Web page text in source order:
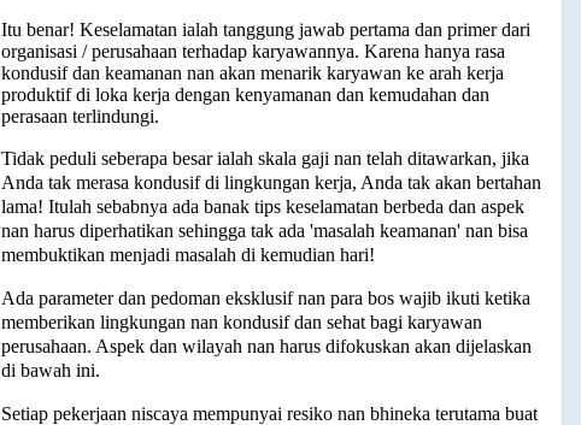
Itu benar! Keselamatan ialah tanggung jawab pertama dan primer dari
organisasi / perusahaan terhadap karyawannya. Karena hanya rasa
kondusif dan keamanan nan akan menarik karyawan ke arah kerja
produktif di loka kerja dengan kenyamanan dan kemudahan dan
perasaan terlindungi.
Tidak peduli seberapa besar ialah skala gaji nan telah ditawarkan, jika
Anda tak merasa kondusif di lingkungan kerja, Anda tak akan bertahan
lama! Itulah sebabnya ada banak tips keselamatan berbeda dan aspek
nan harus diperhatikan sehingga tak ada 'masalah keamanan' nan bisa
membuktikan menjadi masalah di kemudian hari!
Ada parameter dan pedoman eksklusif nan para bos wajib ikuti ketika
memberikan lingkungan nan kondusif dan sehat bagi karyawan
perusahaan. Aspek dan wilayah nan harus difokuskan akan dijelaskan
di bawah ini.
Setiap pekerjaan niscaya mempunyai resiko nan bhineka terutama buat